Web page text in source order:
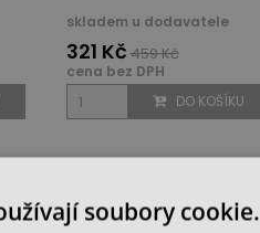
skladem u dodavatele
321 Kč459 Kč
cena bez DPH
DO KOŠÍKU
soubory cookie.